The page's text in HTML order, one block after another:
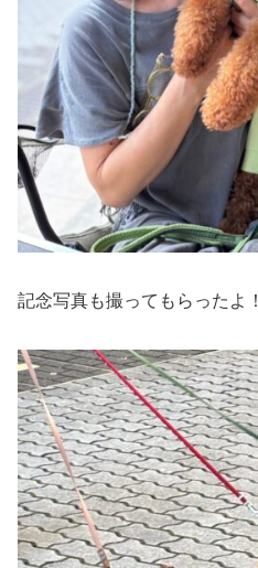
記念写真も撮ってもらったよ！